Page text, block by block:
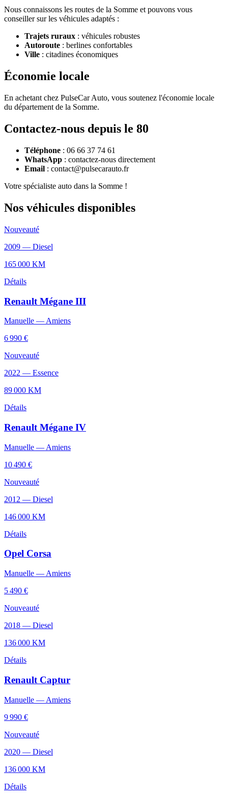
Nous connaissons les routes de la Somme et pouvons vous
conseiller sur les véhicules adaptés :
Trajets ruraux : véhicules robustes
Autoroute : berlines confortables
Ville : citadines économiques
Économie locale
En achetant chez PulseCar Auto, vous soutenez l'économie locale
du département de la Somme.
Contactez-nous depuis le 80
Téléphone : 06 66 37 74 61
WhatsApp : contactez-nous directement
Email : contact@pulsecarauto.fr
Votre spécialiste auto dans la Somme !
Nos véhicules disponibles
Nouveauté
2009 — Diesel
165 000 KM
Détails
Renault Mégane III
Manuelle — Amiens
6 990 €
Nouveauté
2022 — Essence
89 000 KM
Détails
Renault Mégane IV
Manuelle — Amiens
10 490 €
Nouveauté
2012 — Diesel
146 000 KM
Détails
Opel Corsa
Manuelle — Amiens
5 490 €
Nouveauté
2018 — Diesel
136 000 KM
Détails
Renault Captur
Manuelle — Amiens
9 990 €
Nouveauté
2020 — Diesel
136 000 KM
Détails